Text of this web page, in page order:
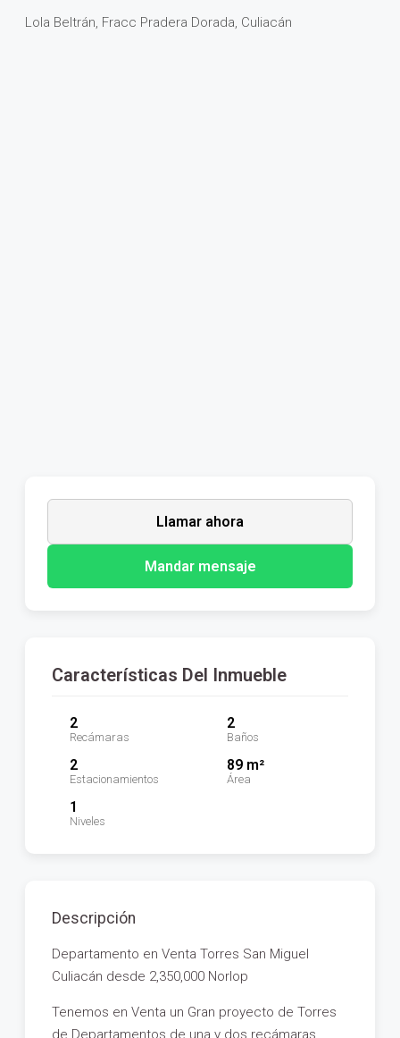
Lola Beltrán, Fracc Pradera Dorada, Culiacán
Llamar ahora
Mandar mensaje
Características Del Inmueble
2
Recámaras
2
Baños
2
Estacionamientos
89 m²
Área
1
Niveles
Descripción
Departamento en Venta Torres San Miguel
Culiacán desde 2,350,000 Norlop
Tenemos en Venta un Gran proyecto de Torres
de Departamentos de una y dos recámaras